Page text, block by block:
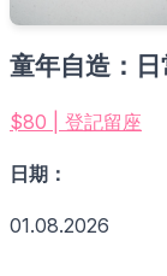
童年自造：
$80 | 登記留座
日期：
01.08.2026